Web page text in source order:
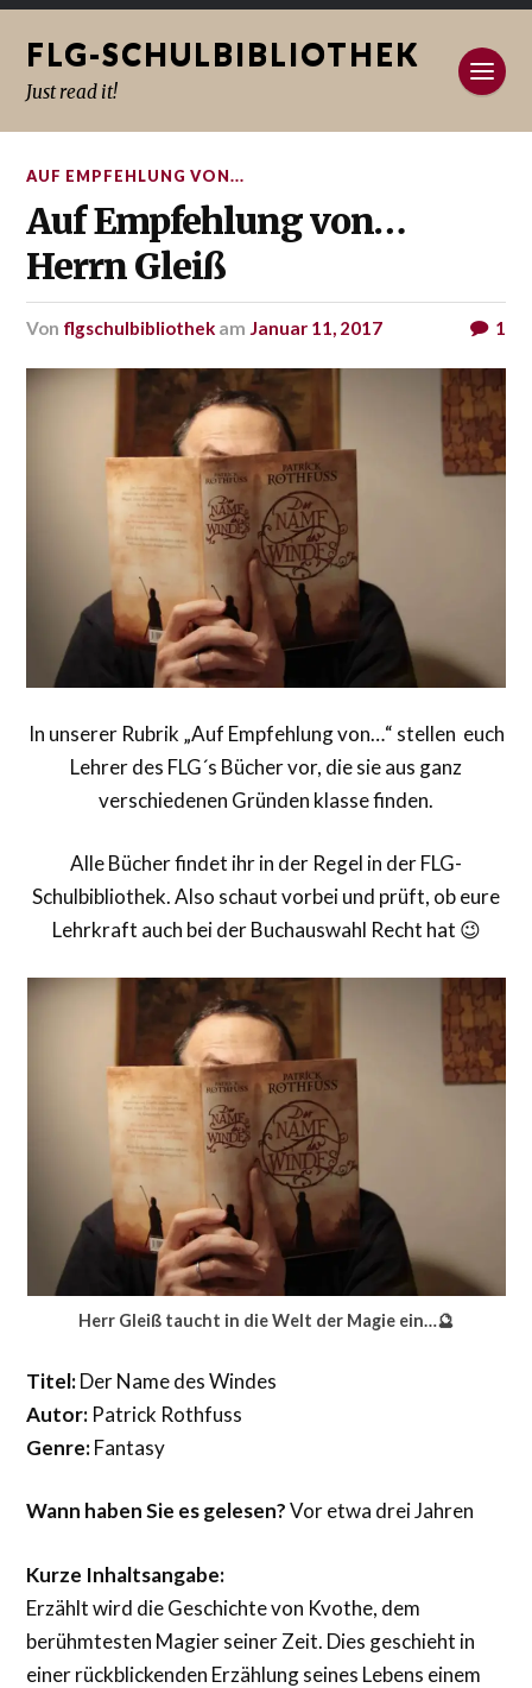
FLG-SCHULBIBLIOTHEK
Just read it!
AUF EMPFEHLUNG VON...
Auf Empfehlung von…
Herrn Gleiß
von flgschulbibliothek am Januar 11, 2017 1
In unserer Rubrik „Auf Empfehlung von…“ stellen euch
Lehrer des FLG´s Bücher vor, die sie aus ganz
verschiedenen Gründen klasse finden.
Alle Bücher findet ihr in der Regel in der FLG-
Schulbibliothek. Also schaut vorbei und prüft, ob eure
Lehrkraft auch bei der Buchauswahl Recht hat 😉
Herr Gleiß taucht in die Welt der Magie ein…🔮
Titel:Der Name des Windes
Autor: Patrick Rothfuss
Genre:Fantasy
Wann haben Sie es gelesen?Vor etwa drei Jahren
Kurze Inhaltsangabe:
Erzählt wird die Geschichte von Kvothe, dem
berühmtesten Magier seiner Zeit. Dies geschieht in
einer rückblickenden Erzählung seines Lebens einem